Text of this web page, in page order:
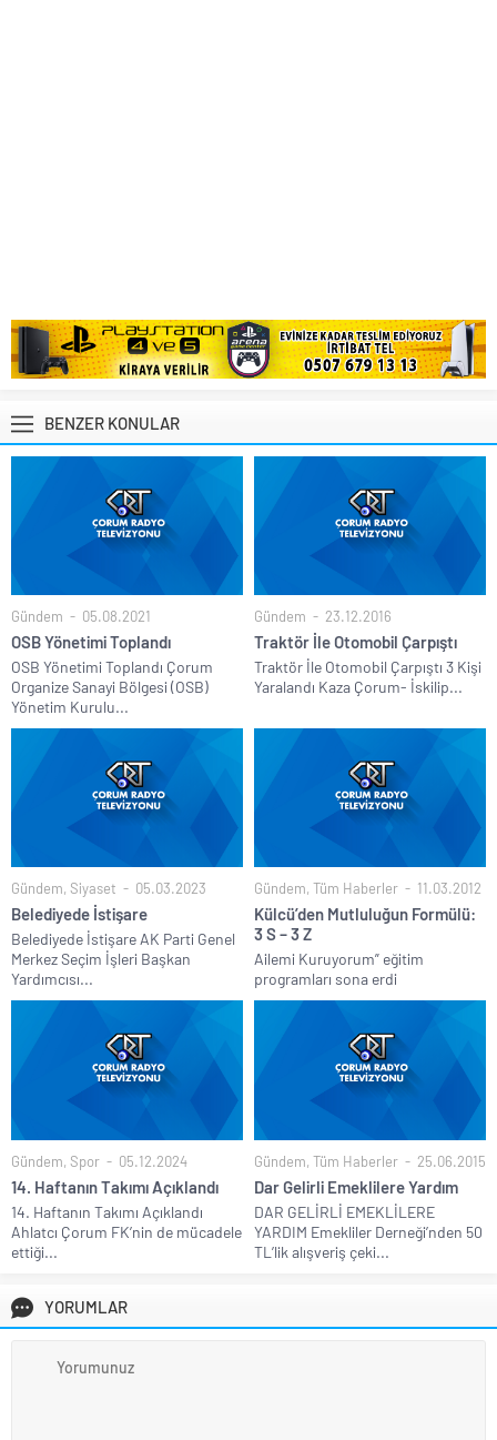
BENZER KONULAR
Gündem 05.08.2021
OSB Yönetimi Toplandı
OSB Yönetimi Toplandı Çorum
Organize Sanayi Bölgesi (OSB)
Yönetim Kurulu...
Gündem 23.12.2016
Traktör İle Otomobil Çarpıştı
Traktör İle Otomobil Çarpıştı 3 Kişi
Yaralandı Kaza Çorum- İskilip...
Gündem, Siyaset 05.03.2023
Belediyede İstişare
Belediyede İstişare AK Parti Genel
Merkez Seçim İşleri Başkan
Yardımcısı...
Gündem, Tüm Haberler 11.03.2012
Külcü’den Mutluluğun Formülü:
3 S – 3 Z
Ailemi Kuruyorum” eğitim
programları sona erdi
Gündem, Spor 05.12.2024
14. Haftanın Takımı Açıklandı
14. Haftanın Takımı Açıklandı
Ahlatcı Çorum FK’nin de mücadele
ettiği...
Gündem, Tüm Haberler 25.06.2015
Dar Gelirli Emeklilere Yardım
DAR GELİRLİ EMEKLİLERE
YARDIM Emekliler Derneği’nden 50
TL’lik alışveriş çeki...
YORUMLAR